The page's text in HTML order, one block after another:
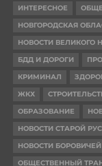
ИНТЕРЕСНОЕ
НОВГОРОДСКАЯ
НОВОСТИ ВЕЛИКОГО
БДД И ДОРОГИ
КРИМИНАЛ
ЖКХ
ОБРАЗОВАНИЕ
НОВОСТИ СТАРОЙ
НОВОСТИ
ОБЩЕСТВЕННЫЙ